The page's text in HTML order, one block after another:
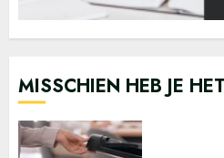
MISSCHIEN HEB JE